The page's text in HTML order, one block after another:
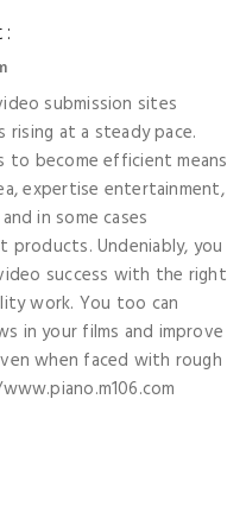
:
submission sites
rising at a steady pace.
to become efficient means
expertise entertainment,
in some cases
products. Undeniably, you
success with the right
work. You too can
in your films and improve
when faced with rough